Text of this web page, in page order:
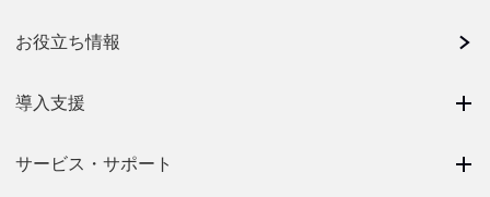
お役立ち情報
導入支援
サービス・サポート